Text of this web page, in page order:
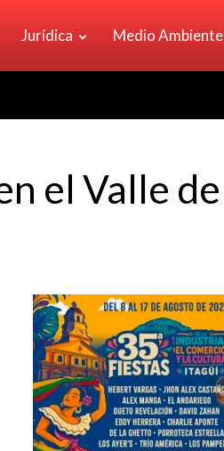
Jurídica Medio Ambiente
el Valle de